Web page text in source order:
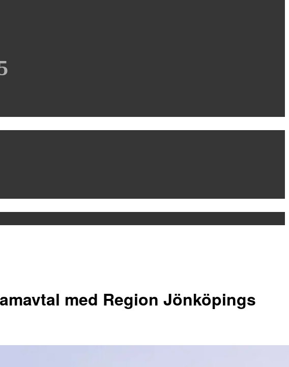
med Region Jönköpings